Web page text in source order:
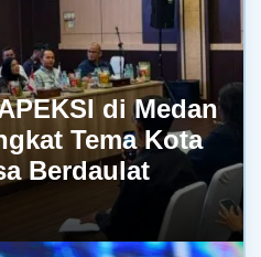
di Medan
Tema Kota
Berdaulat